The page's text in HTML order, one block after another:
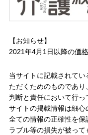
【お知らせ】
2021年4月1日以降の価
当サイトに記載されて
ただくためのものであ
判断と責任において行
サイトの掲載情報は細
全ての情報の正確性を保
ラブル等の損失が被っ